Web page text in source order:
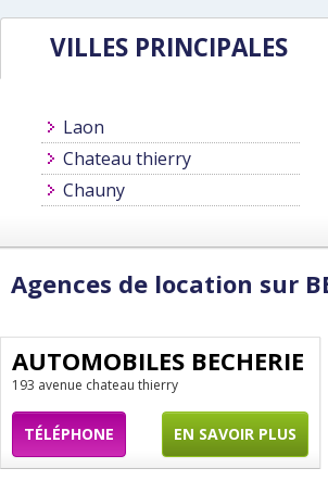
VILLES PRINCIPALES
Laon
Chateau thierry
Chauny
Agences de location sur
AUTOMOBILES BECHERIE
193 avenue chateau thierry
TÉLÉPHONE EN SAVOIR PLUS